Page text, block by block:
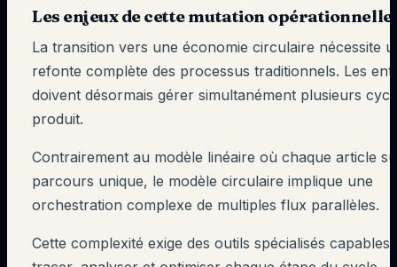
Les enjeux de cette mutation opérationnelle
La transition vers une économie circulaire nécessite
refonte complète des processus traditionnels. Les
doivent désormais gérer simultanément plusieurs
produit.
Contrairement au modèle linéaire où chaque article
parcours unique, le modèle circulaire implique une
orchestration complexe de multiples flux parallèles.
Cette complexité exige des outils spécialisés capables